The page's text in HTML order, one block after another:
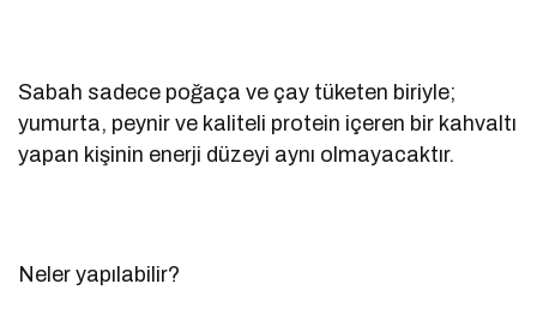
Sabah sadece poğaça ve çay tüketen biriyle;
yumurta, peynir ve kaliteli protein içeren bir kahvaltı
yapan kişinin enerji düzeyi aynı olmayacaktır.
Neler yapılabilir?